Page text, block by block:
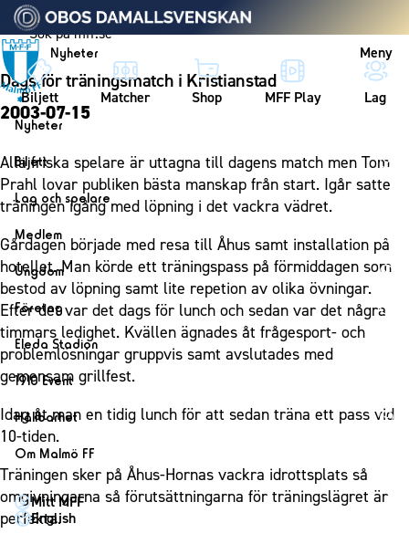
Vidare till innehållet
Nyheter Meny
Biljett Matcher Shop MFF Play Lag
Nyheter
Nyheter
Kalender
Biljett
Biljett
Årskort herr
Årskort dam
Mitt MFF
Biljetter till bortamatcher
Biljettvillkor
Lag och spelare
Lag
Herrlaget
Spelare
Ledarstab
Damlaget
Spelare
Medlem
Medlemskap i Malmö FF
Årsmöte 2026
Ungdom
MFF Ungdom
Sommarfotboll
Skånecupen
Fotbollsskolan
Fotbollsnätverket
P19
F19
P17
F17
Företag
Bli företagspartner
Nätverket
Partner dam
Eleda Stadion
Eleda Stadion
Matchdag på Eleda Stadion
MFF-museet & rundvandringar
1910 Event
1910 Event
Fest & Event
Konferens
Möte
Mässa
Hållbarhet
Hållbarhet
Himmelsblå framtid – en match för miljön
MFF i samhället
Om Malmö FF
Om Malmö FF
Kontakt
Mitt MFF
English
Dags för träningsmatch i Kristianstad
2003-07-15
Alla friska spelare är uttagna till dagens match men Tom
Prahl lovar publiken bästa manskap från start. Igår satte
träningen igång med löpning i det vackra vädret.
Gårdagen började med resa till Åhus samt installation på
hotellet. Man körde ett träningspass på förmiddagen som
bestod av löpning samt lite repetion av olika övningar.
Efter det var det dags för lunch och sedan var det några
timmars ledighet. Kvällen ägnades åt frågesport- och
problemlösningar gruppvis samt avslutades med
gemensam grillfest.
Idag åt man en tidig lunch för att sedan träna ett pass vid
10-tiden.
Träningen sker på Åhus-Hornas vackra idrottsplats så
omgivningarna så förutsättningarna för träningslägret är
perfekta.